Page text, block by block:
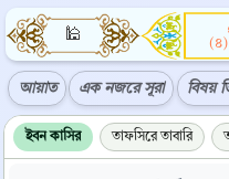
🕌
(৪)
আয়াত এক নজরে সূরা বিষয়
ইবন কাসির তাফসিরে তাবারি